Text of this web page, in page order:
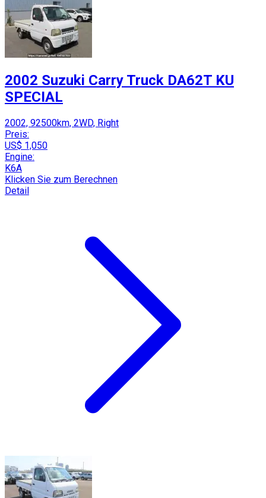
2002 Suzuki Carry Truck DA62T KU
SPECIAL
2002, 92500km, 2WD, Right
Preis:
US$ 1,050
Engine:
K6A
Klicken Sie zum Berechnen
Detail